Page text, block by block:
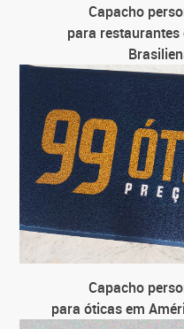
Capacho
para restaurantes
Capacho
para óticas em